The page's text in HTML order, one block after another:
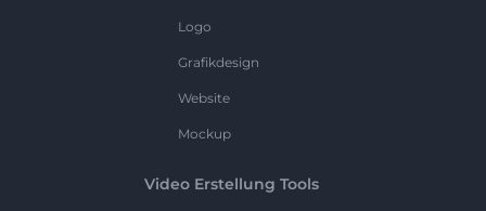
Logo
Grafikdesign
Website
Mockup
Video Erstellung Tools